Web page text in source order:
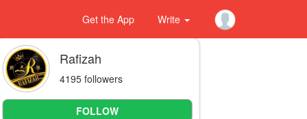
Get the App Write
Rafizah
4195 followers
FOLLOW